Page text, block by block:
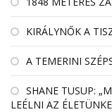
KIRÁLYNŐK A
A TEMERINI
SHANE TUSUP:
LEÉLNI AZ